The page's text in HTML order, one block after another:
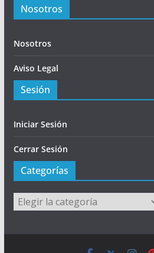
Nosotros
Nosotros
Aviso Legal
Sesión
Iniciar Sesión
Cerrar Sesión
Categorías
Categorías